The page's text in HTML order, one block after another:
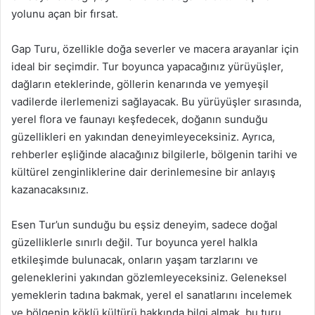
yolunu açan bir fırsat.
Gap Turu, özellikle doğa severler ve macera arayanlar için
ideal bir seçimdir. Tur boyunca yapacağınız yürüyüşler,
dağların eteklerinde, göllerin kenarında ve yemyeşil
vadilerde ilerlemenizi sağlayacak. Bu yürüyüşler sırasında,
yerel flora ve faunayı keşfedecek, doğanın sunduğu
güzellikleri en yakından deneyimleyeceksiniz. Ayrıca,
rehberler eşliğinde alacağınız bilgilerle, bölgenin tarihi ve
kültürel zenginliklerine dair derinlemesine bir anlayış
kazanacaksınız.
Esen Tur’un sunduğu bu eşsiz deneyim, sadece doğal
güzelliklerle sınırlı değil. Tur boyunca yerel halkla
etkileşimde bulunacak, onların yaşam tarzlarını ve
geleneklerini yakından gözlemleyeceksiniz. Geleneksel
yemeklerin tadına bakmak, yerel el sanatlarını incelemek
ve bölgenin köklü kültürü hakkında bilgi almak, bu turu